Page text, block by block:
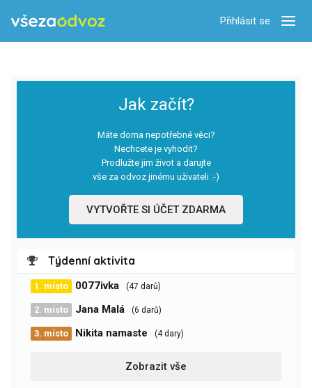
Přihlásit se
Jak začít?
Máte doma nepotřebné věci?
Nechcete je vyhodit?
Prodlužte jim život a darujte
vše za odvoz jinému uživateli :-)
VYTVOŘTE SI ÚČET ZDARMA
Týdenní aktivita
1. místo 0077ivka (47 darů)
2. místo Jana Malá (6 darů)
3. místo Nikita namaste (4 dary)
Zobrazit vše